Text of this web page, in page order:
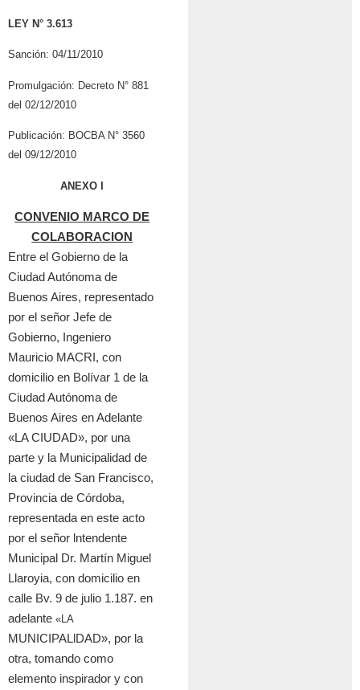
LEY N° 3.613
Sanción: 04/11/2010
Promulgación: Decreto N° 881
del 02/12/2010
Publicación: BOCBA N° 3560
del 09/12/2010
ANEXO I
CONVENIO MARCO DE
COLABORACION
Entre el Gobierno de la
Ciudad Autónoma de
Buenos Aires, representado
por el señor Jefe de
Gobierno, Ingeniero
Mauricio MACRI, con
domicilio en Bol ívar 1 de la
Ciudad Autónoma de
Buenos Aires en Adelante
«LA CIUDAD», por una
parte y la Municipalidad de
la ciudad de San Francisco,
Provincia de Córdoba,
representada en este acto
por el señor lntendente
Municipal Dr. Martín Miguel
Llaroyia, con domicilio en
calle Bv. 9 de julio 1.187. en
adelante «LA
MUNICIPALlDAD», por la
otra, tomando como
elemento inspirador y con